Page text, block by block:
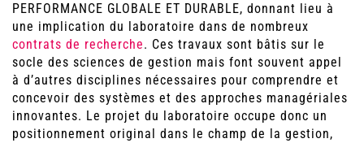
PERFORMANCE GLOBALE ET DURABLE, donnant lieu à
une implication du laboratoire dans de nombreux
contrats de recherche. Ces travaux sont bâtis sur le
socle des sciences de gestion mais font souvent appel
à d’autres disciplines nécessaires pour comprendre et
concevoir des systèmes et des approches managériales
innovantes. Le projet du laboratoire occupe donc un
positionnement original dans le champ de la gestion,